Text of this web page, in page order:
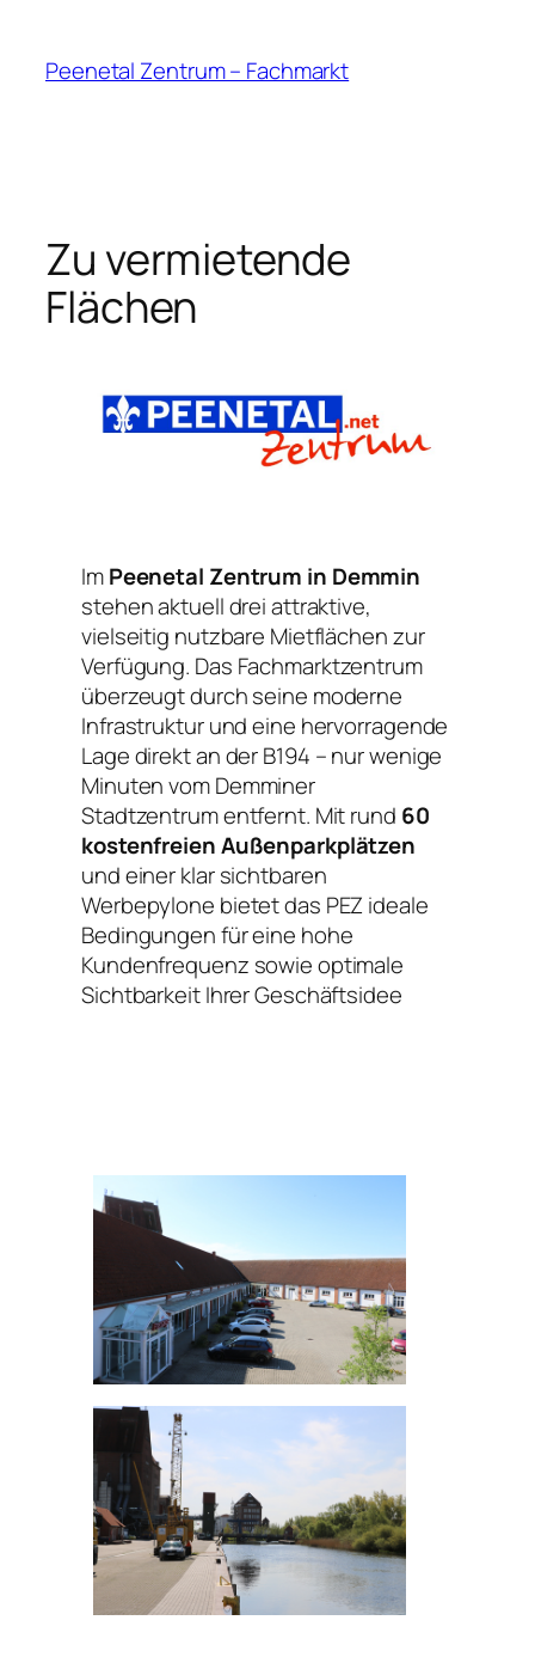
Peenetal Zentrum – Fachmarkt
Zu vermietende
Flächen
ImPeenetal Zentrum in Demmin
stehen aktuell drei attraktive,
vielseitig nutzbare Mietflächen zur
Verfügung. Das Fachmarktzentrum
überzeugt durch seine moderne
Infrastruktur und eine hervorragende
Lage direkt an der B194 – nur wenige
Minuten vom Demminer
Stadtzentrum entfernt. Mit rund 60
kostenfreien Außenparkplätzen
und einer klar sichtbaren
Werbepylone bietet das PEZ ideale
Bedingungen für eine hohe
Kundenfrequenz sowie optimale
Sichtbarkeit Ihrer Geschäftsidee